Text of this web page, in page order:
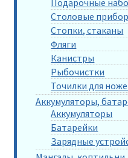
Столовые
Стопки, стаканы
Фляги
Канистры
Рыбочистки
Точилки для
Аккумуляторы,
Аккумуляторы
Батарейки
Зарядные